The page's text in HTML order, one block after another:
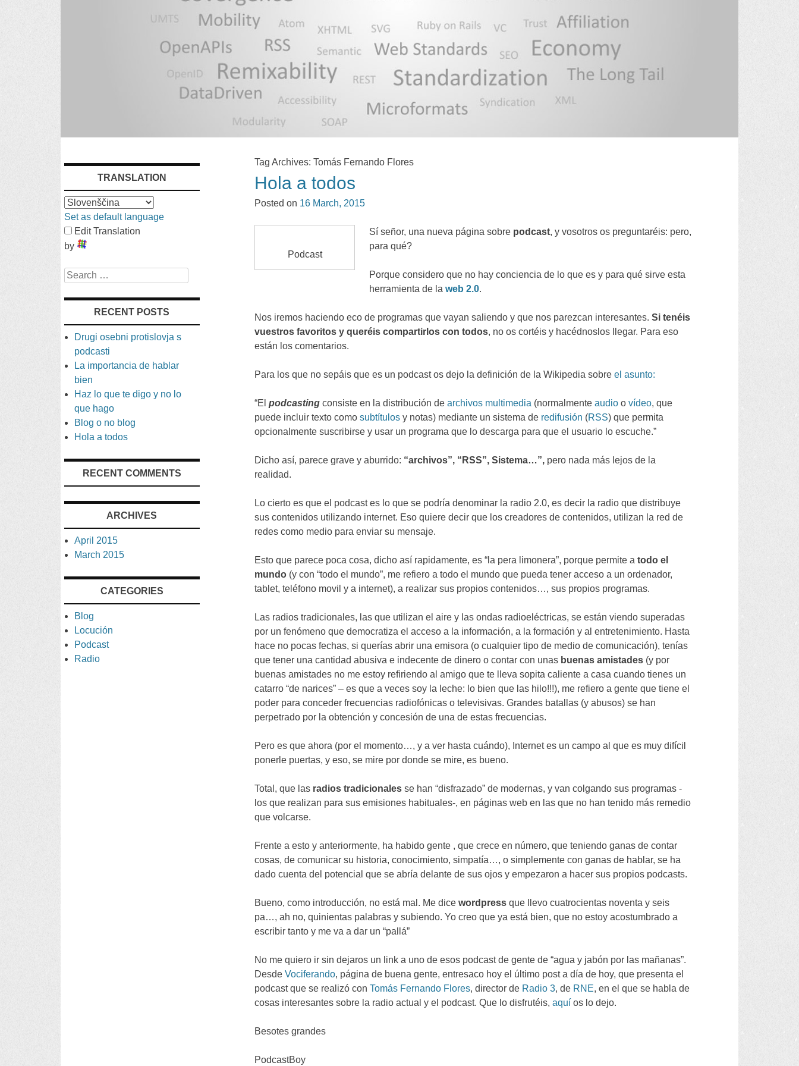
CONTENT
Tag Archives:Tomás Fernando Flores
Hola a todos
Posted on 16 March, 2015
Podcast
Sí señor, una nueva página sobre podcast,y vosotros os preguntaréis: pero,
para qué?
Porque considero que no hay conciencia de lo que es y para qué sirve esta
herramienta de la web 2.0.
Nos iremos haciendo eco de programas que vayan saliendo y que nos parezcan interesantes.Si tenéis
vuestros favoritos y queréis compartirlos con todos, no os cortéis y hacédnoslos llegar. Para eso
están los comentarios.
Para los que no sepáis que es un podcast os dejo la definición de la Wikipedia sobre el asunto:
“El podcasting consiste en la distribución de archivos multimedia (normalmente audio o vídeo,que
puede incluir texto como subtítulos y notas) mediante un sistema de redifusión (RSS)que permita
opcionalmente suscribirse y usar un programa que lo descarga para que el usuario lo escuche.”
Dicho así, parece grave y aburrido: “archivos”, “ RSS”,Sistema…”, pero nada más lejos de la
realidad.
Lo cierto es que el podcast es lo que se podría denominar la radio 2.0,es decir la radio que distribuye
sus contenidos utilizando internet. Eso quiere decir que los creadores de contenidos, utilizan la red de
redes como medio para enviar su mensaje.
Esto que parece poca cosa,dicho así rapidamente,es “ la pera limonera”, porque permite a todo el
mundo (y con “todo el mundo”, me refiero a todo el mundo que pueda tener acceso a un ordenador,
tablet,teléfono movil y a internet),a realizar sus propios contenidos…,sus propios programas.
Las radios tradicionales, las que utilizan el aire y las ondas radioeléctricas,se están viendo superadas
por un fenómeno que democratiza el acceso a la información,a la formación y al entretenimiento. Hasta
hace no pocas fechas,si querías abrir una emisora (o cualquier tipo de medio de comunicación),tenías
que tener una cantidad abusiva e indecente de dinero o contar con unas buenas amistades (y por
buenas amistades no me estoy refiriendo al amigo que te lleva sopita caliente a casa cuando tienes un
catarro “de narices” –es que a veces soy la leche: lo bien que las hilo!!!), me refiero a gente que tiene el
poder para conceder frecuencias radiofónicas o televisivas.Grandes batallas (y abusos)se han
perpetrado por la obtención y concesión de una de estas frecuencias.
Pero es que ahora (por el momento…,y a ver hasta cuándo), Internet es un campo al que es muy difícil
ponerle puertas,y eso,se mire por donde se mire,es bueno.
Total ,que las radios tradicionales se han “disfrazado”de modernas,y van colgando sus programas -
los que realizan para sus emisiones habituales-,en páginas web en las que no han tenido más remedio
que volcarse.
Frente a esto y anteriormente, ha habido gente ,que crece en número,que teniendo ganas de contar
cosas,de comunicar su historia,conocimiento,simpatía…,o simplemente con ganas de hablar,se ha
dado cuenta del potencial que se abría delante de sus ojos y empezaron a hacer sus propios podcasts.
Bueno,como introducción, no está mal . Me dice wordpress que llevo cuatrocientas noventa y seis
pa…,ah no,quinientas palabras y subiendo.Yo creo que ya está bien,que no estoy acostumbrado a
escribir tanto y me va a dar un “pallá”
No me quiero ir sin dejaros un link a uno de esos podcast de gente de “agua y jabón por las mañanas”.
Desde Vociferando, página de buena gente,entresaco hoy el último post a día de hoy,que presenta el
podcast que se realizó con Tomás Fernando Flores,director de Radio 3,de RNE,en el que se habla de
cosas interesantes sobre la radio actual y el podcast.Que lo disfrutéis,aquí os lo dejo.
Besotes grandes
PodcastBoy
TRANSLATION
Set as default language
Edit Translation
by
Search
RECENT POSTS
Drugi osebni protislovja s
podcasti
La importancia de hablar
bien
Haz lo que te digo y no lo
que hago
Blog o no blog
Hola a todos
RECENT COMMENTS
ARCHIVES
April 2015
March 2015
CATEGORIES
Blog
Locución
Podcast
Radio